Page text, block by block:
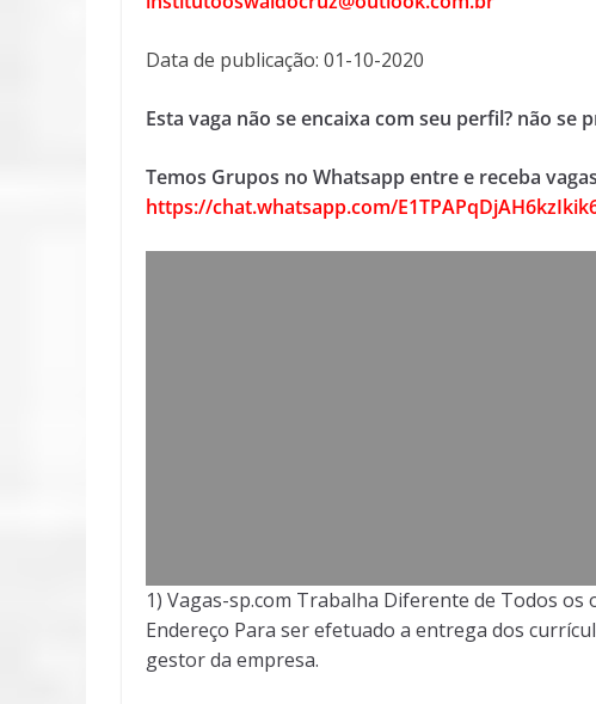
Data de publicação: 01-10-2020
Esta vaga não se encaixa com seu perfil? não se
Temos Grupos no Whatsapp entre e receba
https://chat.whatsapp.com/
1) Vagas-sp.com Trabalha Diferente de Todos
Endereço Para ser efetuado a entrega dos
gestor da empresa.